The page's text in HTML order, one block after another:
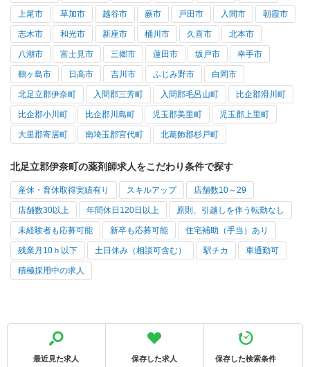
上尾市 草加市 越谷市 蕨市 戸田市 入間市 朝霞市
志木市 和光市 新座市 桶川市 久喜市 北本市
八潮市 富士見市 三郷市 蓮田市 坂戸市 幸手市
鶴ヶ島市 日高市 吉川市 ふじみ野市 白岡市
北足立郡伊奈町 入間郡三芳町 入間郡毛呂山町 比企郡滑川町
比企郡小川町 比企郡川島町 児玉郡美里町 児玉郡上里町
大里郡寄居町 南埼玉郡宮代町 北葛飾郡杉戸町
北足立郡伊奈町の薬剤師求人をこだわり条件で探す
産休・育休取得実績有り スキルアップ 店舗数10～29
店舗数30以上 年間休日120日以上 原則、引越しを伴う転勤なし
未経験者も応募可能 新卒も応募可能 住宅補助（手当）あり
残業月10ｈ以下 土日休み（相談可含む） 駅チカ 車通勤可
積極採用中の求人
最近見た求人 保存した求人 保存した検索条件